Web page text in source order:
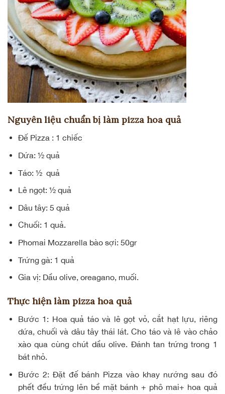
Nguyên liệu chuẩn bị làm pizza hoa quả
Đế Pizza : 1 chiếc
Dứa: ½ quả
Táo: ½ quả
Lê ngọt: ½ quả
Dâu tây: 5 quả
Chuối: 1 quả.
Phomai Mozzarella bào sợi: 50gr
Trứng gà: 1 quả
Gia vị: Dầu olive, oreagano, muối.
Thực hiện làm pizza hoa quả
Bước 1: Hoa quả táo và lê gọt vỏ, cắt hạt lựu, riêng
dứa, chuối và dâu tây thái lát. Cho táo và lê vào chảo
xào qua cùng chút dầu olive. Đánh tan trứng trong 1
bát nhỏ.
Bước 2: Đặt đế bánh Pizza vào khay nướng sau đó
phết đều trứng lên bề mặt bánh + phô mai+ hoa quả